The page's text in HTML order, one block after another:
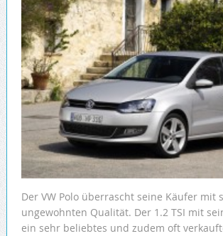
Der VW Polo überrascht seine Käufer mit
ungewohnten Qualität. Der 1.2 TSI mit
ein sehr beliebtes und zudem oft